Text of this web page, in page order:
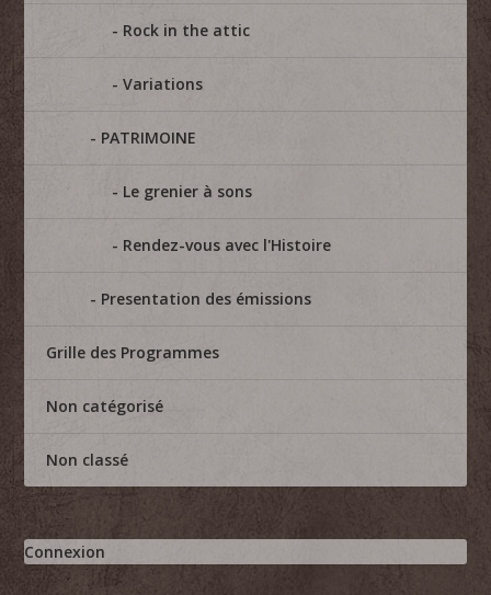
Rock in the attic
Variations
PATRIMOINE
Le grenier à sons
Rendez-vous avec l'Histoire
Presentation des émissions
Grille des Programmes
Non catégorisé
Non classé
Connexion